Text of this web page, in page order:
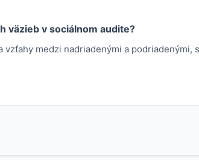
väzieb v sociálnom audite?
vzťahy medzi nadriadenými a